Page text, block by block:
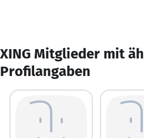
XING Mitglieder mit
Profilangaben